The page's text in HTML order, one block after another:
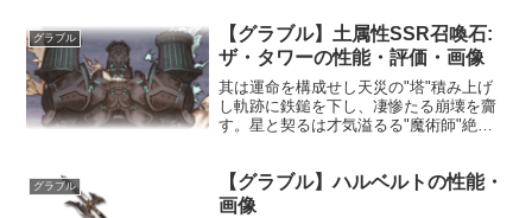
エンピレオ敵に闇属性5.0倍ダメージ〔減
衰値1...
グラブル
【グラブル】土属性SSR召喚石:
ザ・タワーの性能・評価・画像
其は運命を構成せし天災の"塔"積み上げ
し軌跡に鉄鎚を下し、凄惨たる崩壊を齎
す。星と契るは才気溢るる"魔術師"絶え
力MAXLv11332722200召喚バベラスフィ
ストS...
グラブル
【グラブル】ハルベルトの性能・
画像